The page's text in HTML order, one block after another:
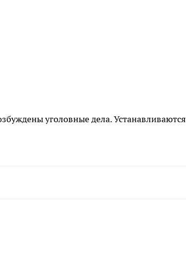
уголовные дела. Устанавливаются